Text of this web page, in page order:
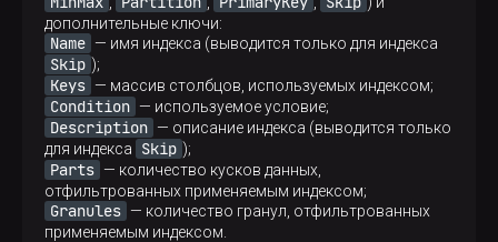
                  ARGUMENTS
                    LIST id: 7, nodes: 1
COLUMN id: 8,
  LIMIT
CONSTANT id: 17, constant_value: UInt64_3,
│   Aggregating
│     Expression (Before GROUP BY)
│       ReadFromStorage (SystemNumbers)
EXPLAIN header = 1
EXPLAIN header = 1
SELECT sum(number) AS
FROM numbers(5)
FROM numbers(5)
┌─explain───────────────┐
│ Expression            │
│   Aggregating         │
│     Expression        │
│       ReadFromStorage │
└───────────────────────┘
дополнительные ключи:
Name — имя индекса (выводится только для индекса
Skip );
Keys — массив столбцов, используемых индексом;
Condition — используемое условие;
Description — описание индекса (выводится только
для индекса
Skip );
Parts — количество кусков данных,
отфильтрованных применяемым индексом;
Granules — количество гранул, отфильтрованных
применяемым индексом.